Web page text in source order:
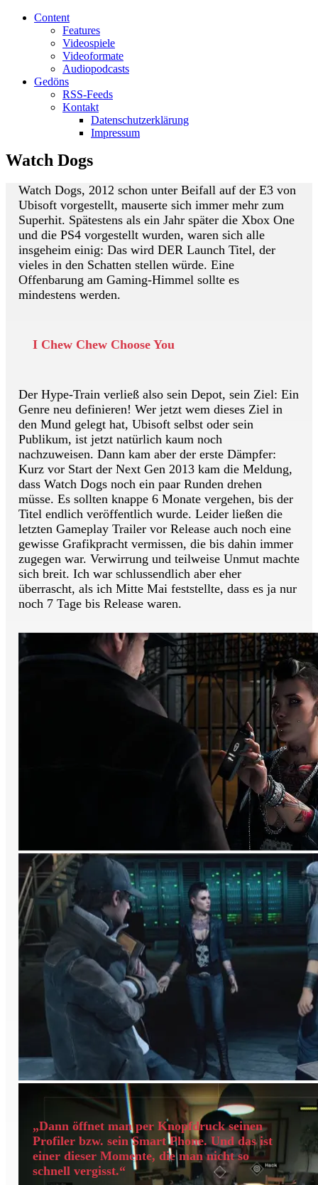
Content
Features
Videospiele
Videoformate
Audiopodcasts
Gedöns
RSS-Feeds
Kontakt
Datenschutzerklärung
Impressum
Watch Dogs
Watch Dogs, 2012 schon unter Beifall auf der E3 von
Ubisoft vorgestellt, mauserte sich immer mehr zum
Superhit. Spätestens als ein Jahr später die Xbox One
und die PS4 vorgestellt wurden, waren sich alle
insgeheim einig: Das wird DER Launch Titel, der
vieles in den Schatten stellen würde. Eine
Offenbarung am Gaming-Himmel sollte es
mindestens werden.
I Chew Chew Choose You
Der Hype-Train verließ also sein Depot, sein Ziel: Ein
Genre neu definieren! Wer jetzt wem dieses Ziel in
den Mund gelegt hat, Ubisoft selbst oder sein
Publikum, ist jetzt natürlich kaum noch
nachzuweisen. Dann kam aber der erste Dämpfer:
Kurz vor Start der Next Gen 2013 kam die Meldung,
dass Watch Dogs noch ein paar Runden drehen
müsse. Es sollten knappe 6 Monate vergehen, bis der
Titel endlich veröffentlich wurde. Leider ließen die
letzten Gameplay Trailer vor Release auch noch eine
gewisse Grafikpracht vermissen, die bis dahin immer
zugegen war. Verwirrung und teilweise Unmut machte
sich breit. Ich war schlussendlich aber eher
überrascht, als ich Mitte Mai feststellte, dass es ja nur
noch 7 Tage bis Release waren.
„Dann öffnet man per Knopfdruck seinen
Profiler bzw. sein Smart Phone. Und das ist
einer dieser Momente, die man nicht so
schnell vergisst.“